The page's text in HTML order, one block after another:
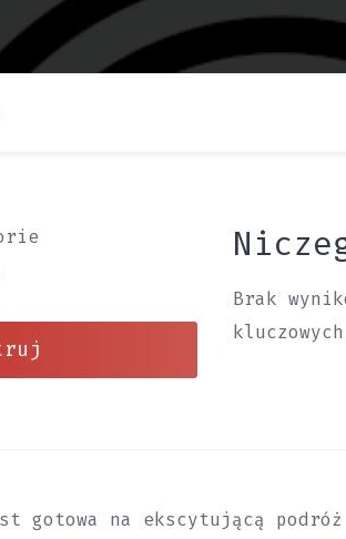
Brak
gotowa na ekscytującą